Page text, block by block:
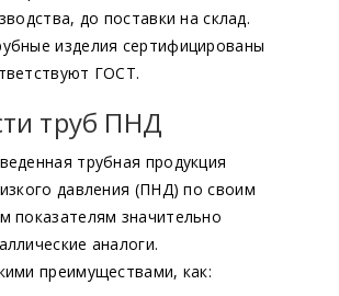
до поставки на склад.
изделия сертифицированы
ГОСТ.
труб ПНД
трубная продукция
давления (ПНД) по своим
показателям значительно
аналоги.
преимуществами, как: